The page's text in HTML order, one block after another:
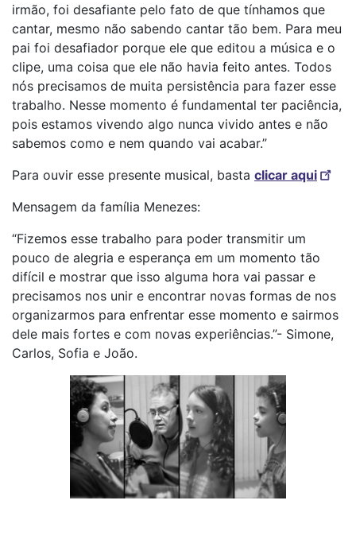
irmão, foi desafiante pelo fato de que tínhamos que
cantar, mesmo não sabendo cantar tão bem. Para meu
pai foi desafiador porque ele que editou a música e o
clipe, uma coisa que ele não havia feito antes. Todos
nós precisamos de muita persistência para fazer esse
trabalho. Nesse momento é fundamental ter paciência,
pois estamos vivendo algo nunca vivido antes e não
sabemos como e nem quando vai acabar.”
Para ouvir esse presente musical, basta clicar aqui
Mensagem da família Menezes:
“Fizemos esse trabalho para poder transmitir um
pouco de alegria e esperança em um momento tão
difícil e mostrar que isso alguma hora vai passar e
precisamos nos unir e encontrar novas formas de nos
organizarmos para enfrentar esse momento e sairmos
dele mais fortes e com novas experiências.”- Simone,
Carlos, Sofia e João.